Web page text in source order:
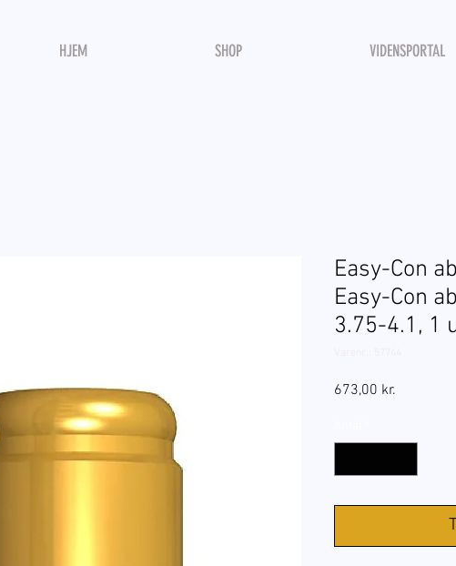
HJEM SHOP VIDENSPORTAL
Easy-Con
Easy-Con
3.75-4.1, 1
673,00 kr.